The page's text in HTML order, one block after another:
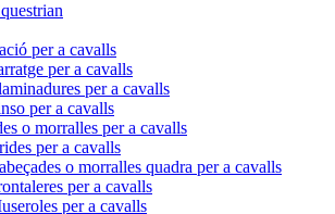
per a cavalls
per a cavalls
per a cavalls
per a cavalls
o morralles per a cavalls
per a cavalls
o morralles quadra per a cavalls
per a cavalls
per a cavalls